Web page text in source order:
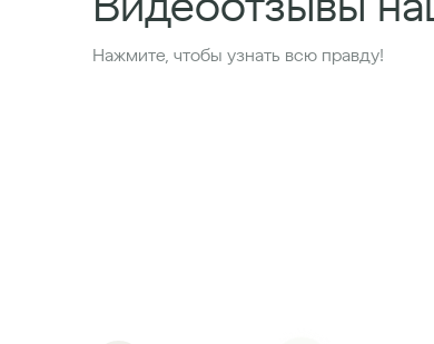
Нажмите, чтобы узнать всю правду!